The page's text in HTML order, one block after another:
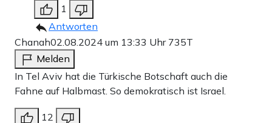
1
Antworten
Chanah02.08.2024 um 13:33 Uhr 735T
Melden
In Tel Aviv hat die Türkische Botschaft auch die
Fahne auf Halbmast. So demokratisch ist Israel.
12